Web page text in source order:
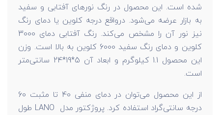
شده است. این محصول در رنگ نورهای آفتابی و سفید
به بازار عرضه می‌شود. درواقع درجه کلوین یا دمای رنگ
نیز نور آن را مشخص می‌کند. رنگ آفتابی دمای 3000
کلوین و دمای رنگ سفید 6000 کلوین به بالا است. وزن
این محصول 1.1 کیلوگرم و ابعاد آن 5*19*24 سانتی‌متر
است.
از این محصول می‌توان در دمای منفی 40 تا مثبت 60
درجه سانتی‌گراد استفاده کرد. پروژکتور مدل LANO طول